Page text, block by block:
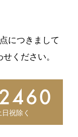
につきまして
ください。
祝除く